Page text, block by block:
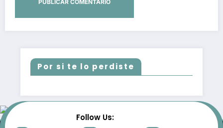
Por si te lo perdiste
Follow Us: